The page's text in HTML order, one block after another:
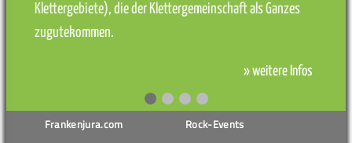
Klettergebiete), die der Klettergemeinschaft als Ganzes
zugutekommen.
» weitere Infos
Frankenjura.com Rock-Events